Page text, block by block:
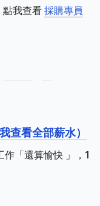
點我查看 採購專員
查看全部薪水）
作「還算愉快 」，1